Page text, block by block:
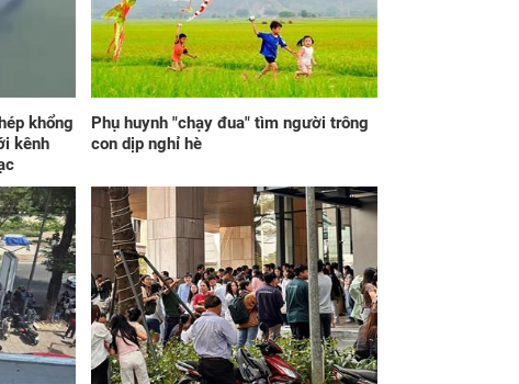
mình tới
tài ùa tới, ngồi không
lộc cũng đến, phú quý
theo tới già
2 giờ sáng nghe tiếng
nước chảy, em lọ mọ
đi xem thì bật khóc
khi thấy hành động
này của chồng
Đúng 21h30 ngày
mai, thứ Sáu
7/8/2026, 3 con giáp
tiền về trĩu túi, phúc
cao hơn núi, lộc nhiều
hơn sông, giàu sang
no đủ
khổng
kênh
Phụ huynh "chạy đua" tìm người trông
con dịp nghỉ hè